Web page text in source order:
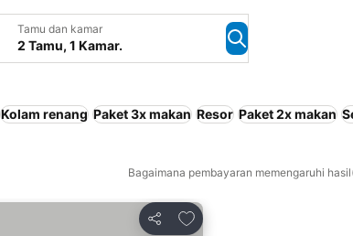
Tamu dan kamar
2 Tamu, 1 Kamar.
Kolam renang Paket 3x makan Resor Paket 2x makan
Bagaimana pembayaran memengaruhi hasil
Bagikan
Tambahkan ke favorit